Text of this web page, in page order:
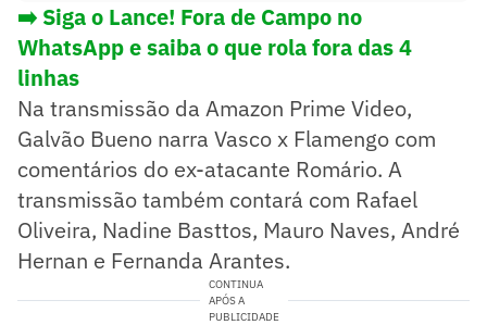
➡️ Siga o Lance! Fora de Campo no
WhatsApp e saiba o que rola fora das 4
linhas
Na transmissão da Amazon Prime Video,
Galvão Bueno narra Vasco x Flamengo com
comentários do ex-atacante Romário. A
transmissão também contará com Rafael
Oliveira, Nadine Basttos, Mauro Naves, André
Hernan e Fernanda Arantes.
CONTINUA
APÓS A
PUBLICIDADE